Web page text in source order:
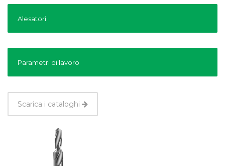
Alesatori
Parametri di lavoro
Scarica i cataloghi